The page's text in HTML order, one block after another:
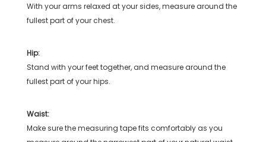
With your arms relaxed at your sides, measure around the
fullest part of your chest.
Hip:
Stand with your feet together, and measure around the
fullest part of your hips.
Waist:
Make sure the measuring tape fits comfortably as you